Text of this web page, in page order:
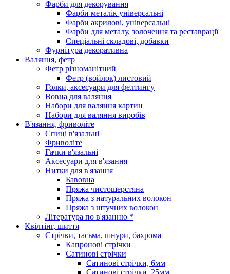
Фарби для декорування
Фарби металік універсальні
Фарби акрилові, універсальні
Фарби для металу, золочення та реставрації
Спеціальні складові, добавки
Фурнітура декоративна
Валяння, фетр
Фетр різноманітний
Фетр (войлок) листовий
Голки, аксесуари для фелтингу
Вовна для валяння
Набори для валяння картин
Набори для валяння виробів
В'язання, фриволіте
Спиці в'язальні
Фриволіте
Гачки в'язальні
Аксесуари для в'язання
Нитки для в'язання
Бавовна
Пряжа чистошерстяна
Пряжа з натуральних волокон
Пряжа з штучних волокон
Література по в'язанню *
Квілтінг, шиття
Стрічки, тасьма, шнури, бахрома
Капронові стрічки
Сатинові стрічки
Сатинові стрічки, 6мм
Сатинові стрічки, 25мм